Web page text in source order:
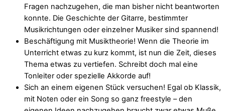
Fragen nachzugehen, die man bisher nicht beantworten
konnte. Die Geschichte der Gitarre, bestimmter
Musikrichtungen oder einzelner Musiker sind spannend!
Beschäftigung mit Musiktheorie! Wenn die Theorie im
Unterricht etwas zu kurz kommt, ist nun die Zeit, dieses
Thema etwas zu vertiefen. Schreibt doch mal eine
Tonleiter oder spezielle Akkorde auf!
Sich an einem eigenen Stück versuchen! Egal ob Klassik,
mit Noten oder ein Song so ganz freestyle – den